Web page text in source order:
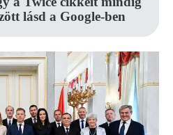
lásd a Google-ben